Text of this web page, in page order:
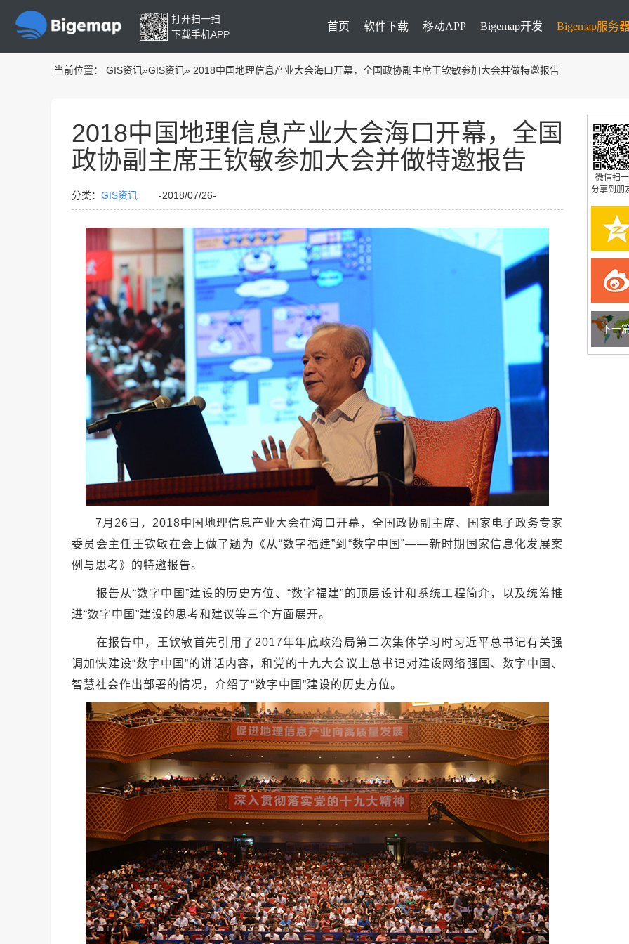
打开扫一扫
下载手机APP
首页 软件下载 移动APP Bigemap开发 Bigemap服务
当前位置： GIS资讯»GIS资讯» 2018中国地理信息产业大会海口开幕，全国政协副主席王钦敏参加大会并做特邀报告
2018中国地理信息产业大会海口开幕，全国
政协副主席王钦敏参加大会并做特邀报告
分类： GIS资讯 -2018/07/26-
7月26日，2018中国地理信息产业大会在海口开幕，全国政协副主席、国家电子政务专家
委员会主任王钦敏在会上做了题为《从“数字福建”到“数字中国”——新时期国家信息化发展案
例与思考》的特邀报告。
报告从“数字中国”建设的历史方位、“数字福建”的顶层设计和系统工程简介，以及统筹推
进“数字中国”建设的思考和建议等三个方面展开。
在报告中，王钦敏首先引用了2017年年底政治局第二次集体学习时习近平总书记有关强
调加快建设“数字中国”的讲话内容，和党的十九大会议上总书记对建设网络强国、数字中国、
智慧社会作出部署的情况，介绍了“数字中国”建设的历史方位。
微信扫
分享到朋
下一